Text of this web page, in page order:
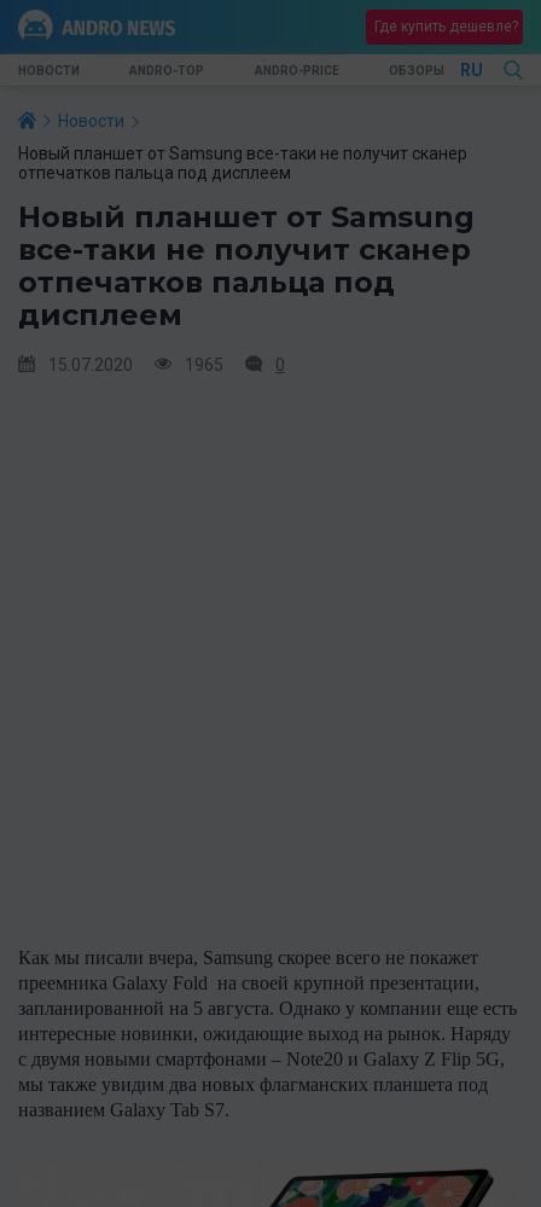
Где купить дешевле?
НОВОСТИ ANDRO-TOP ANDRO-PRICE ОБЗОРЫ RU
Новости
Новый планшет от Samsung все-таки не получит сканер
отпечатков пальца под дисплеем
Новый планшет от Samsung
все-таки не получит сканер
отпечатков пальца под
дисплеем
15.07.2020 1965 0
Как мы писали вчера, Samsung скорее всего не покажет
преемника Galaxy Fold на своей крупной презентации,
запланированной на 5 августа. Однако у компании еще есть
интересные новинки, ожидающие выход на рынок. Наряду
с двумя новыми смартфонами – Note20 и Galaxy Z Flip 5G,
мы также увидим два новых флагманских планшета под
названием Galaxy Tab S7.